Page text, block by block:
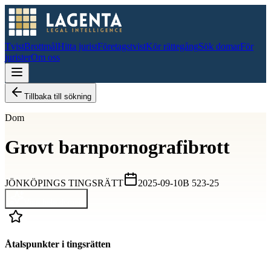
TvistBrottmålHitta juristFöretagstvistKör rättegångSök domarFör
juristerOm oss
Tillbaka till sökning
Dom
Grovt barnpornografibrott
JÖNKÖPINGS TINGSRÄTT 2025-09-10B 523-25
Åtalspunkter i tingsrätten